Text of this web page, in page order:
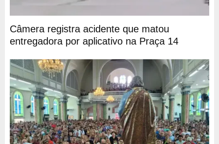
Câmera registra acidente que matou
entregadora por aplicativo na Praça 14